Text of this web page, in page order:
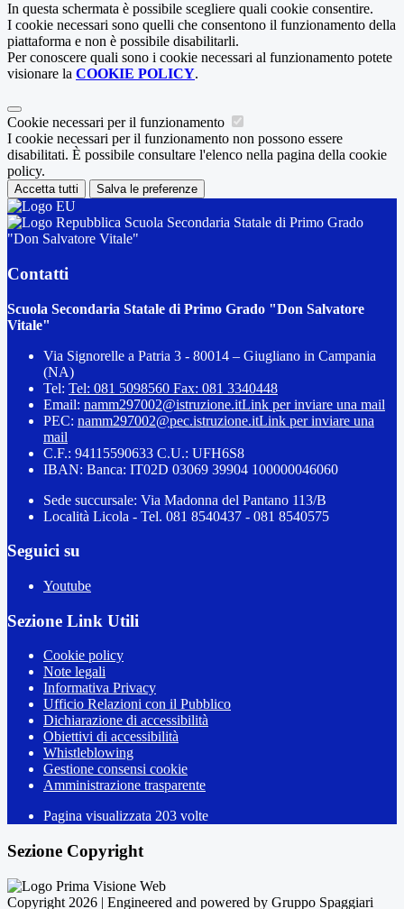
In questa schermata è possibile scegliere quali cookie consentire.
I cookie necessari sono quelli che consentono il funzionamento della
piattaforma e non è possibile disabilitarli.
Per conoscere quali sono i cookie necessari al funzionamento potete
visionare la COOKIE POLICY.
Cookie necessari per il funzionamento
I cookie necessari per il funzionamento non possono essere
disabilitati. È possibile consultare l'elenco nella pagina della cookie
policy.
Accetta tutti Salva le preferenze
Scuola Secondaria Statale di Primo Grado
"Don Salvatore Vitale"
Contatti
Scuola Secondaria Statale di Primo Grado "Don Salvatore
Vitale"
Via Signorelle a Patria 3 - 80014 – Giugliano in Campania
(NA)
Tel: Tel: 081 5098560 Fax: 081 3340448
Email: namm297002@istruzione.itLink per inviare una mail
PEC: namm297002@pec.istruzione.itLink per inviare una
mail
C.F.: 94115590633 C.U.: UFH6S8
IBAN: Banca: IT02D 03069 39904 100000046060
Sede succursale: Via Madonna del Pantano 113/B
Località Licola - Tel. 081 8540437 - 081 8540575
Seguici su
Youtube
Sezione Link Utili
Cookie policy
Note legali
Informativa Privacy
Ufficio Relazioni con il Pubblico
Dichiarazione di accessibilità
Obiettivi di accessibilità
Whistleblowing
Gestione consensi cookie
Amministrazione trasparente
Pagina visualizzata 203 volte
Sezione Copyright
Copyright 2026 | Engineered and powered by Gruppo Spaggiari